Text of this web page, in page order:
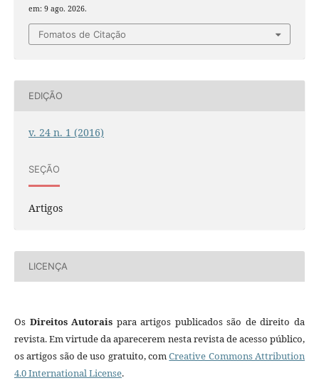
em: 9 ago. 2026.
Fomatos de Citação
EDIÇÃO
v. 24 n. 1 (2016)
SEÇÃO
Artigos
LICENÇA
Os Direitos Autorais para artigos publicados são de direito da
revista. Em virtude da aparecerem nesta revista de acesso público,
os artigos são de uso gratuito, comCreative Commons Attribution
4.0 International License.